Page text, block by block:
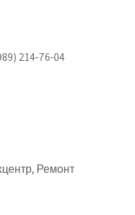
214-76-04
Ремонт